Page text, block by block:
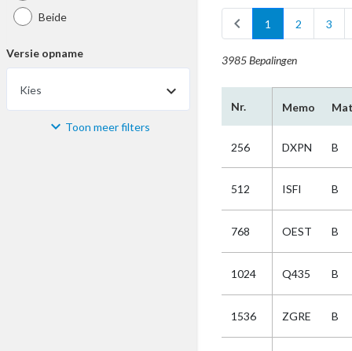
Beide
Versie opname
Kies
Materiaal Toon meer filters
chevron_left 1 2 3
3985 Bepalingen
Nr. Memo
256 DXPN B
512 ISFI B
768 OEST B
1024 Q435 B
1536 ZGRE B